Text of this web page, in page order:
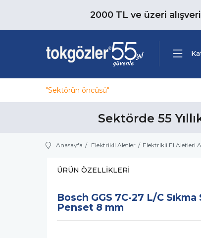
2000 TL ve üzeri
"Sektörün öncüsü"
Sektörde 55
Anasayfa Elektrikli Aletler Elektrikli El Aletleri
ÜRÜN ÖZELLIKLERI
Bosch GGS 7C-27 L/C Sıkma
Penset 8 mm